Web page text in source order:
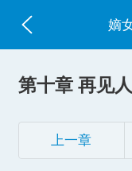
第十章 再见
上一章